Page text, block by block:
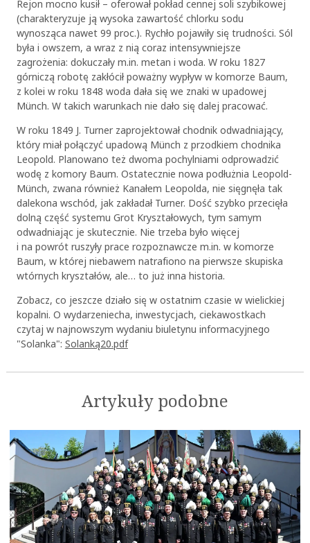
Rejon mocno kusił – oferował pokład cennej soli szybikowej
(charakteryzuje ją wysoka zawartość chlorku sodu
wynosząca nawet 99 proc.). Rychło pojawiły się trudności. Sól
była i owszem, a wraz z nią coraz intensywniejsze
zagrożenia: dokuczały m.in. metan i woda. W roku 1827
górniczą robotę zakłócił poważny wypływ w komorze Baum,
z kolei w roku 1848 woda dała się we znaki w upadowej
Münch. W takich warunkach nie dało się dalej pracować.
W roku 1849 J. Turner zaprojektował chodnik odwadniający,
który miał połączyć upadową Münch z przodkiem chodnika
Leopold. Planowano też dwoma pochylniami odprowadzić
wodę z komory Baum. Ostatecznie nowa podłużnia Leopold-
Münch, zwana również Kanałem Leopolda, nie sięgnęła tak
dalekona wschód, jak zakładał Turner. Dość szybko przecięła
dolną część systemu Grot Kryształowych, tym samym
odwadniając je skutecznie. Nie trzeba było więcej
i na powrót ruszyły prace rozpoznawcze m.in. w komorze
Baum, w której niebawem natrafiono na pierwsze skupiska
wtórnych kryształów, ale… to już inna historia.
Zobacz, co jeszcze działo się w ostatnim czasie w wielickiej
kopalni. O wydarzeniecha, inwestycjach, ciekawostkach
czytaj w najnowszym wydaniu biuletynu informacyjnego
"Solanka": Solanka_20.pdf
Artykuły podobne